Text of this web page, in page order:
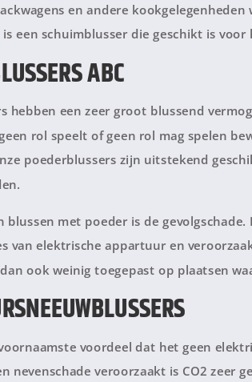
en andere
een schuimblusser die geschikt is
ABC
hebben een zeer groot blussend
rol speelt of geen rol mag spelen
poederblussers zijn uitstekend
blussen met poeder is de
van elektrische appartuur en
ook weinig toegepast op plaatsen
voordeel dat het geen
nevenschade veroorzaakt is CO2 zeer